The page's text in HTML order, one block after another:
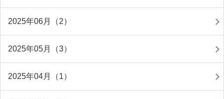
2025年06月（2）
2025年05月（3）
2025年04月（1）